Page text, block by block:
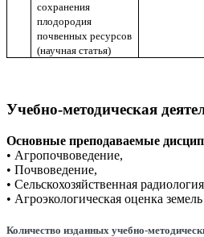
сохранения
плодородия
почвенных ресурсов
(научная статья)
Учебно-методическая
Основные преподаваемые
• Агропочвоведение,
• Почвоведение,
• Сельскохозяйственная
• Агроэкологическая оценка земель
Количество изданных учебно-